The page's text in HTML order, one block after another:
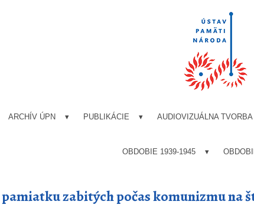
ARCHÍV ÚPN PUBLIKÁCIE AUDIOVIZUÁLNA TVORBA
OBDOBIE 1939-1945
zabitých počas komunizmu na